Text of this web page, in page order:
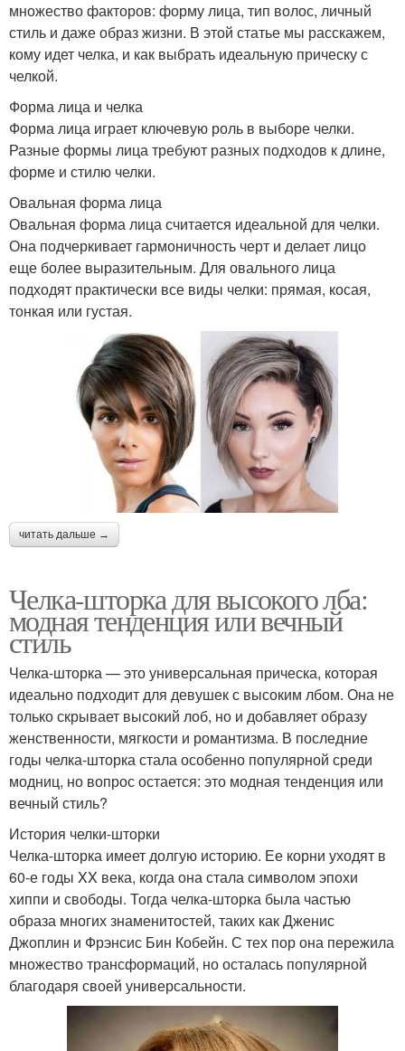
множество факторов: форму лица, тип волос, личный
стиль и даже образ жизни. В этой статье мы расскажем,
кому идет челка, и как выбрать идеальную прическу с
челкой.
Форма лица и челка
Форма лица играет ключевую роль в выборе челки.
Разные формы лица требуют разных подходов к длине,
форме и стилю челки.
Овальная форма лица
Овальная форма лица считается идеальной для челки.
Она подчеркивает гармоничность черт и делает лицо
еще более выразительным. Для овального лица
подходят практически все виды челки: прямая, косая,
тонкая или густая.
читать дальше →
Челка-шторка для высокого лба:
модная тенденция или вечный
стиль
Челка-шторка — это универсальная прическа, которая
идеально подходит для девушек с высоким лбом. Она не
только скрывает высокий лоб, но и добавляет образу
женственности, мягкости и романтизма. В последние
годы челка-шторка стала особенно популярной среди
модниц, но вопрос остается: это модная тенденция или
вечный стиль?
История челки-шторки
Челка-шторка имеет долгую историю. Ее корни уходят в
60-е годы XX века, когда она стала символом эпохи
хиппи и свободы. Тогда челка-шторка была частью
образа многих знаменитостей, таких как Дженис
Джоплин и Фрэнсис Бин Кобейн. С тех пор она пережила
множество трансформаций, но осталась популярной
благодаря своей универсальности.